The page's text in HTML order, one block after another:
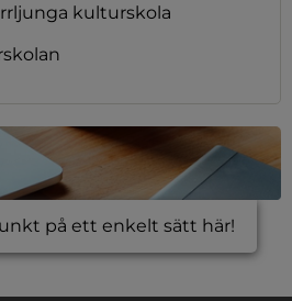
kulturskola
på ett enkelt sätt här!